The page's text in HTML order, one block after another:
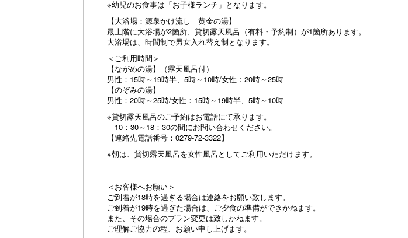
※幼児のお食事は「お子様ランチ」となります。
【大浴場：源泉かけ流し 黄金の湯】
最上階に大浴場が2箇所、貸切露天風呂（有料・予約制）が1箇所あります。
大浴場は、時間制で男女入れ替え制となります。
＜ご利用時間＞
【ながめの湯】（露天風呂付）
男性：15時～19時半、5時～10時/女性：20時～25時
【のぞみの湯】
男性：20時～25時/女性：15時～19時半、5時～10時
※貸切露天風呂のご予約はお電話にて承ります。
10：30～18：30の間にお問い合わせください。
【連絡先電話番号：0279-72-3322】
※朝は、貸切露天風呂を女性風呂としてご利用いただけます。
＜お客様へお願い＞
ご到着が18時を過ぎる場合は連絡をお願い致します。
ご到着が19時を過ぎた場合は、ご夕食の準備ができかねます。
また、その場合のプラン変更は致しかねます。
ご理解ご協力の程、お願い申し上げます。